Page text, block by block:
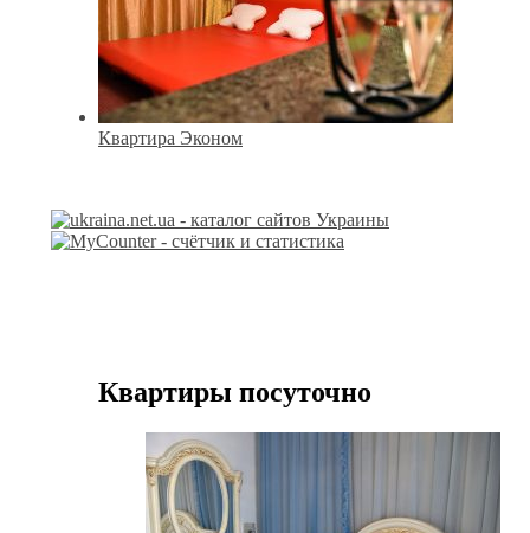
Квартира Эконом
Квартиры посуточно